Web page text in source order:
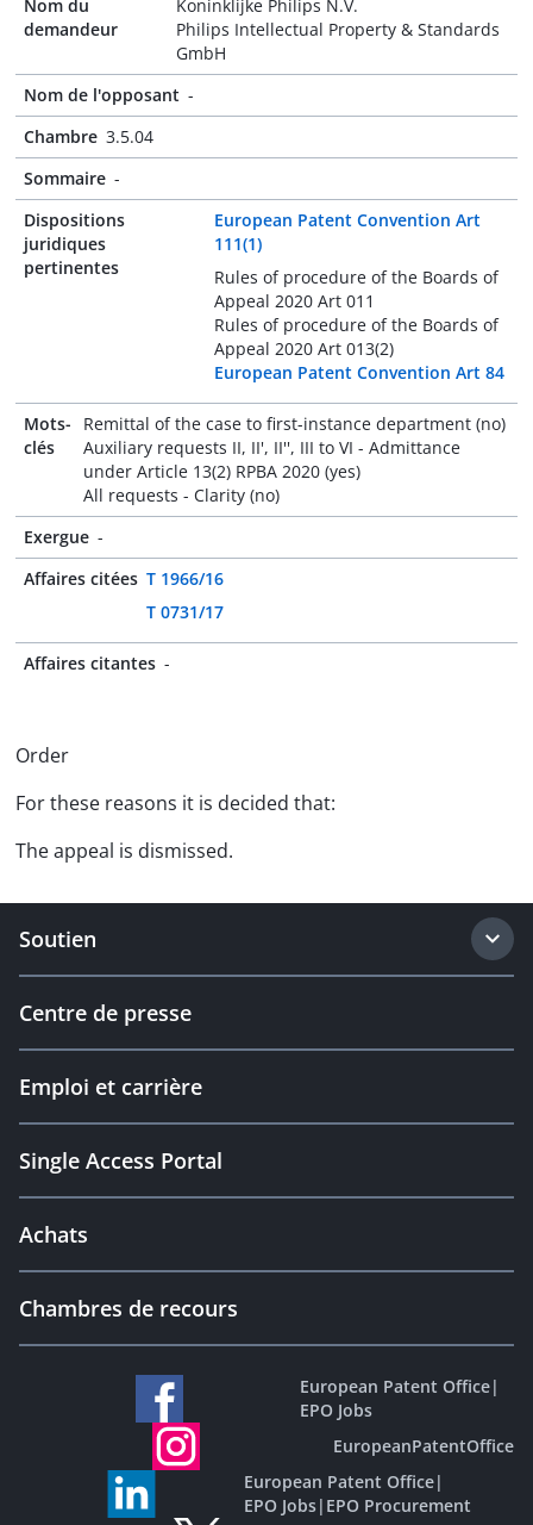
Nom du
demandeur
Koninklijke Philips N.V.
Philips Intellectual Property & Standards
GmbH
Nom de l'opposant -
Chambre 3.5.04
Sommaire -
Dispositions
juridiques
pertinentes
European Patent Convention Art
111(1)
Rules of procedure of the Boards of
Appeal 2020 Art 011
Rules of procedure of the Boards of
Appeal 2020 Art 013(2)
European Patent Convention Art 84
Mots-
clés
Remittal of the case to first-instance department (no)
Auxiliary requests II, II', II'', III to VI - Admittance
under Article 13(2) RPBA 2020 (yes)
All requests - Clarity (no)
Exergue -
Affaires citées T 1966/16
T 0731/17
Affaires citantes -
Order
For these reasons it is decided that:
The appeal is dismissed.
Soutien
Centre de presse
Emploi et carrière
Single Access Portal
Achats
Chambres de recours
European Patent Office|
EPO Jobs
EuropeanPatentOffice
European Patent Office|
EPO Jobs| EPO Procurement